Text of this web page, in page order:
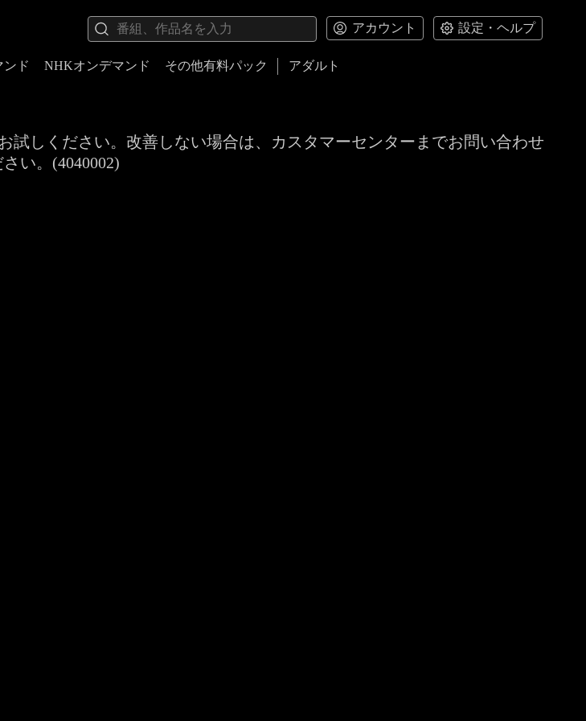
アカウント 設定・ヘルプ
ンド NHKオンデマンド その他有料パック アダルト
しください。改善しない場合は、カスタマーセンターまでお問い合わせ
さい。(4040002)